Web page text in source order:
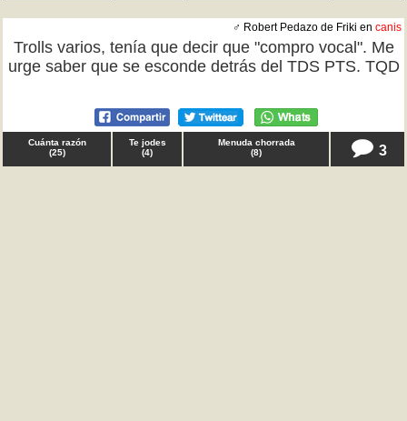
♂ Robert Pedazo de Friki en canis
Trolls varios, tenía que decir que "compro vocal". Me
urge saber que se esconde detrás del TDS PTS. TQD
Cuánta razón
(25)
Te jodes
(4)
Menuda chorrada
(8) 3